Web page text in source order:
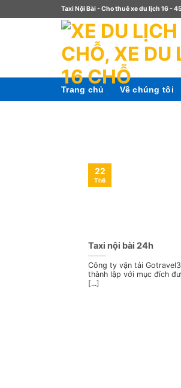
Taxi Nội Bài - Cho thuê xe du lịch 16 -
Trang chủ Về chúng tôi
Taxi nội bài 24h
Công ty vận tải
thành lập với mục đích
[...]
22
Th6